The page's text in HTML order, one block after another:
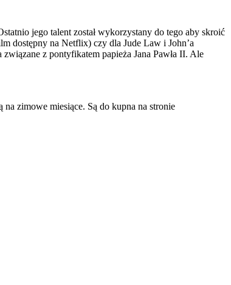
jego talent został wykorzystany do tego aby skroić
dostępny na Netflix) czy dla Jude Law i John’a
z pontyfikatem papieża Jana Pawła II. Ale
zimowe miesiące. Są do kupna na stronie